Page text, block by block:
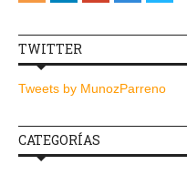
TWITTER
Tweets by MunozParreno
CATEGORÍAS